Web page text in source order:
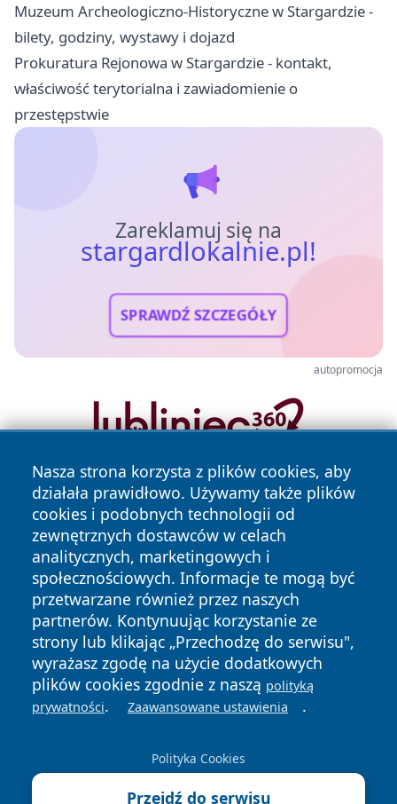
Muzeum Archeologiczno-Historyczne w Stargardzie -
bilety, godziny, wystawy i dojazd
Prokuratura Rejonowa w Stargardzie - kontakt,
właściwość terytorialna i zawiadomienie o
przestępstwie
Zareklamuj się na
stargardlokalnie.pl!
SPRAWDŹ SZCZEGÓŁY
autopromocja
Nasza strona korzysta z plików cookies, aby
działała prawidłowo. Używamy także plików
cookies i podobnych technologii od
zewnętrznych dostawców w celach
analitycznych, marketingowych i
społecznościowych. Informacje te mogą być
przetwarzane również przez naszych
partnerów. Kontynuując korzystanie ze
strony lub klikając „Przechodzę do serwisu",
wyrażasz zgodę na użycie dodatkowych
plików cookies zgodnie z naszą polityką
prywatności. Zaawansowane ustawienia .
Polityka Cookies
Przejdź do serwisu
Copyright © 2026 stargardlokalnie.pl Wszystkie prawa
zastrzeżone.
News Autorzy
Polityka
Prywatności
Polityka
Cookies